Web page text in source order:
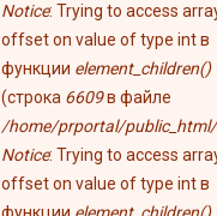
Notice: Trying to access
offset on value of type int в
функции element_children()
(строка 6609в файле
/home/prportal/
Notice: Trying to access
offset on value of type int в